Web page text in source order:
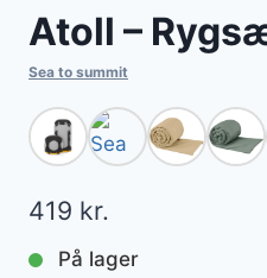
Atoll –
Sea to summit
419 kr.
På lager